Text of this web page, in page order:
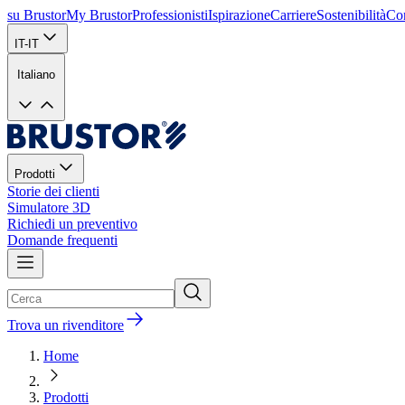
su BrustorMy BrustorProfessionistiIspirazioneCarriereSostenibilità
IT-IT
Italiano
Prodotti
Storie dei clienti
Simulatore 3D
Richiedi un preventivo
Domande frequenti
Trova un rivenditore
Home
Prodotti